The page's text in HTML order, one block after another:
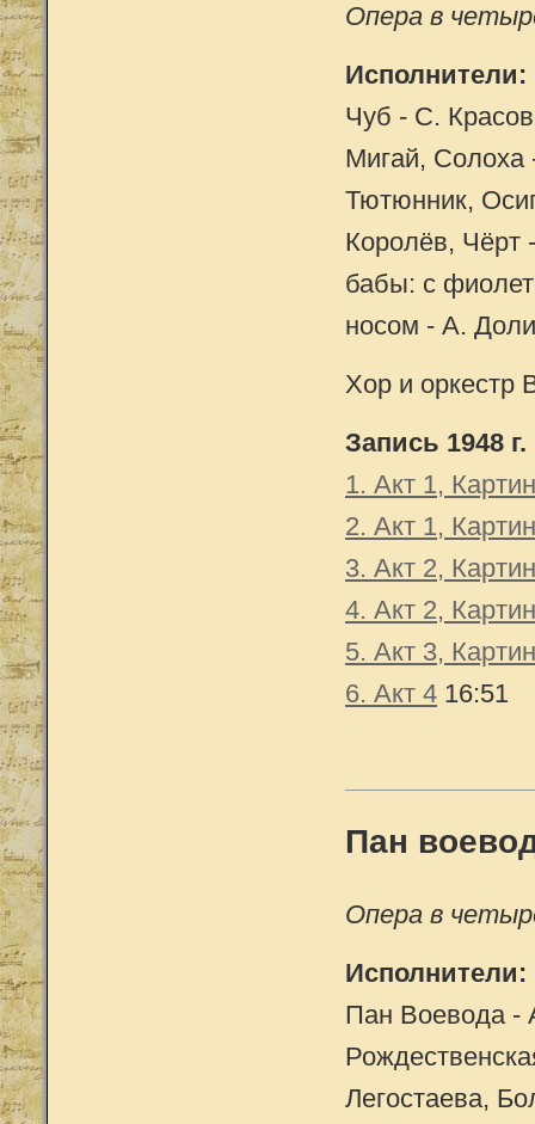
Опера в
Исполнители:
Чуб - С.
Мигай, Солоха
Тютюнник,
Королёв, Чёрт
бабы: с
носом - А.
Хор и
Запись 1948 г.
1. Акт 1,
2. Акт 1,
3. Акт 2,
4. Акт 2,
5. Акт 3,
6. Акт 4 16:51
Пан
Опера в
Исполнители:
Пан Воевода -
Легостаева,